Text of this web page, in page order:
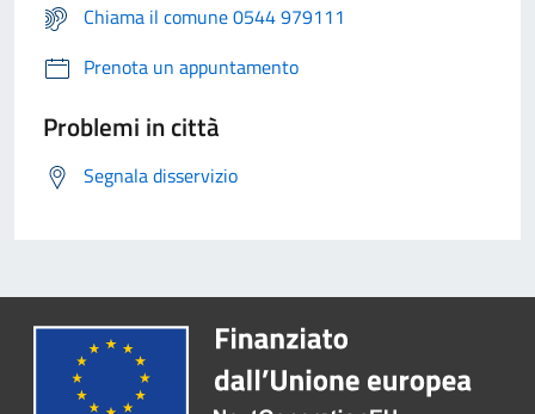
Chiama il comune 0544 979111
Prenota un appuntamento
Problemi in città
Segnala disservizio